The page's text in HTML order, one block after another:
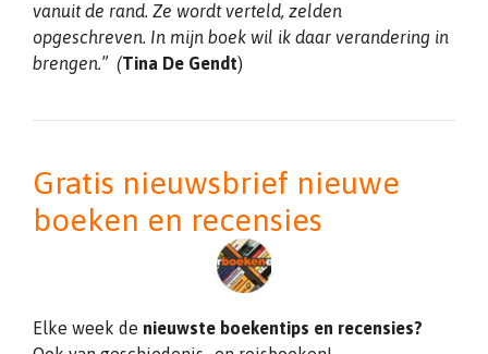
vanuit de rand. Ze wordt verteld, zelden
opgeschreven. In mijn boek wil ik daar verandering in
brengen.” (Tina De Gendt)
Gratis nieuwsbrief nieuwe
boeken en recensies
Elke week de nieuwste boekentips en recensies?